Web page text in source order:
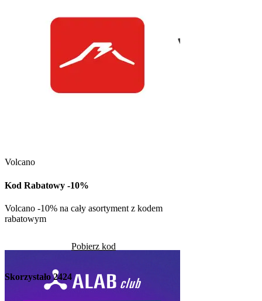
Volcano
Kod Rabatowy -10%
Volcano -10% na cały asortyment z kodem
rabatowym
Pobierz kod
Skorzystało2424